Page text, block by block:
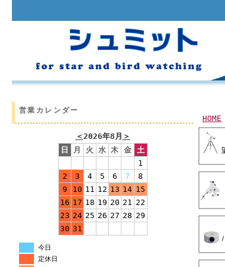
営業カレンダー
＜2026年8月 ＞
日
月 火 水 木 金
土
1
2
3 4 5 6 7
8
9
10 11 12 13 14 15
16 17 18 19 20 21 22
23 24 25 26 27 28 29
30 31
今日
定休日
HOME